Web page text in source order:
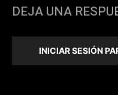
DEJA UNA
INICIAR SESIÓN